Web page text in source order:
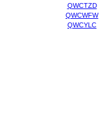
QWCTZD
QWCWFW
QWCYLC